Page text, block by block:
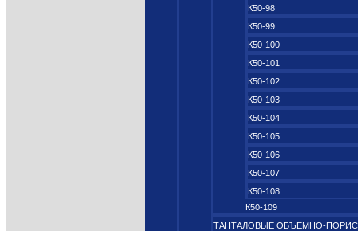
К50-98
К50-99
К50-100
К50-101
К50-102
К50-103
К50-104
К50-105
К50-106
К50-107
К50-108
К50-109
ТАНТАЛОВЫЕ